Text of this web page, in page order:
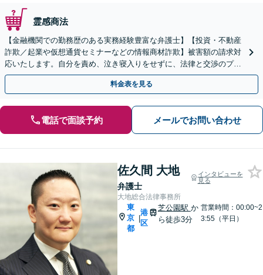
霊感商法
【金融機関での勤務歴のある実務経験豊富な弁護士】【投資・不動産
詐欺／起業や仮想通貨セミナーなどの情報商材詐欺】被害額の請求対
応いたします。自分を責め、泣き寝入りをせずに、法律と交渉のプロ
にまずはご相談ください。【表参道駅から徒歩3分】
料金表を見る
電話で面談予約 メールでお問い合わせ
佐久間 大地
弁護士
インタビューを
見る
大地総合法律事務所
東
京
都
|
港
区
芝公園駅 か
ら徒歩3分
営業時間：00:00~2
3:55（平日）